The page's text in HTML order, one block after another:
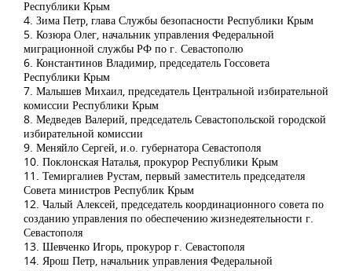
Республики Крым
4. Зима Петр, глава Службы безопасности Республики Крым
5. Козюра Олег, начальник управления Федеральной
миграционной службы РФ по г. Севастополю
6. Константинов Владимир, председатель Госсовета
Республики Крым
7. Малышев Михаил, председатель Центральной избирательной
комиссии Республики Крым
8. Медведев Валерий, председатель Севастопольской городской
избирательной комиссии
9. Меняйло Сергей, и.о. губернатора Севастополя
10. Поклонская Наталья, прокурор Республики Крым
11. Темиргалиев Рустам, первый заместитель председателя
Совета министров Республик Крым
12. Чалый Алексей, председатель координационного совета по
созданию управления по обеспечению жизнедеятельности г.
Севастополя
13. Шевченко Игорь, прокурор г. Севастополя
14. Ярош Петр, начальник управления Федеральной